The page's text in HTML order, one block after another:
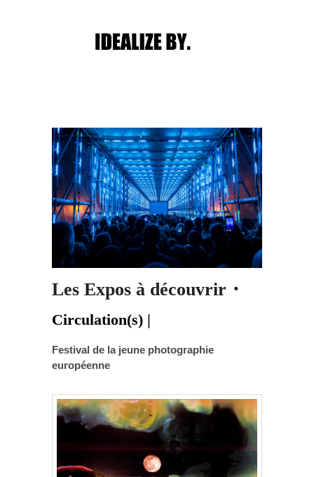
Post navigation
Les Expos à découvrir・
Circulation(s) |
Festival de la jeune photographie
européenne